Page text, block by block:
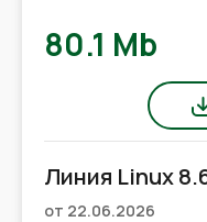
80.1 Mb
Линия Linux
от 22.06.2026